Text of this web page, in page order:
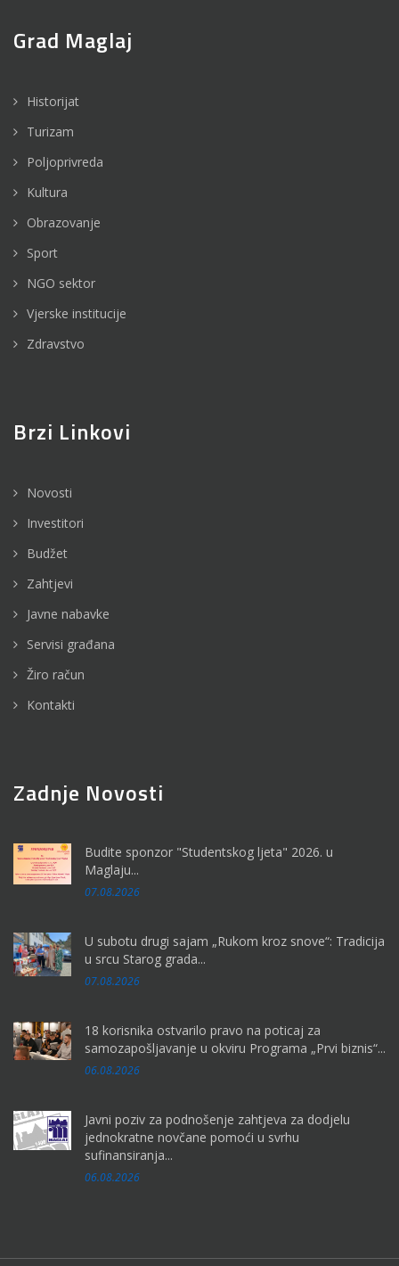
Grad Maglaj
Historijat
Turizam
Poljoprivreda
Kultura
Obrazovanje
Sport
NGO sektor
Vjerske institucije
Zdravstvo
Brzi Linkovi
Novosti
Investitori
Budžet
Zahtjevi
Javne nabavke
Servisi građana
Žiro račun
Kontakti
Zadnje Novosti
Budite sponzor "Studentskog ljeta" 2026. u
Maglaju...
07.08.2026
U subotu drugi sajam „Rukom kroz snove“: Tradicija
u srcu Starog grada...
07.08.2026
18 korisnika ostvarilo pravo na poticaj za
samozapošljavanje u okviru Programa „Prvi biznis“...
06.08.2026
Javni poziv za podnošenje zahtjeva za dodjelu
jednokratne novčane pomoći u svrhu
sufinansiranja...
06.08.2026